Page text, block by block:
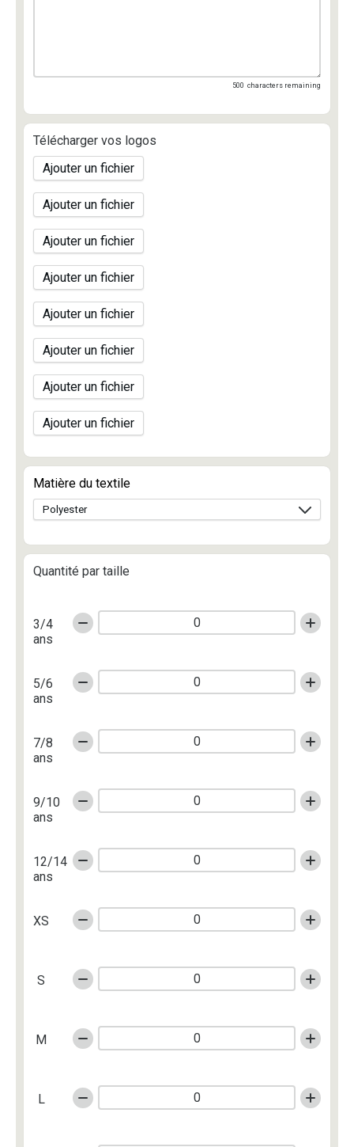
500 characters remaining
Télécharger vos logos
Ajouter un fichier
Ajouter un fichier
Ajouter un fichier
Ajouter un fichier
Ajouter un fichier
Ajouter un fichier
Ajouter un fichier
Ajouter un fichier
Matière du textile
Quantité par taille
3/4
ans
5/6
ans
7/8
ans
9/10
ans
12/14
ans
XS
S
M
L